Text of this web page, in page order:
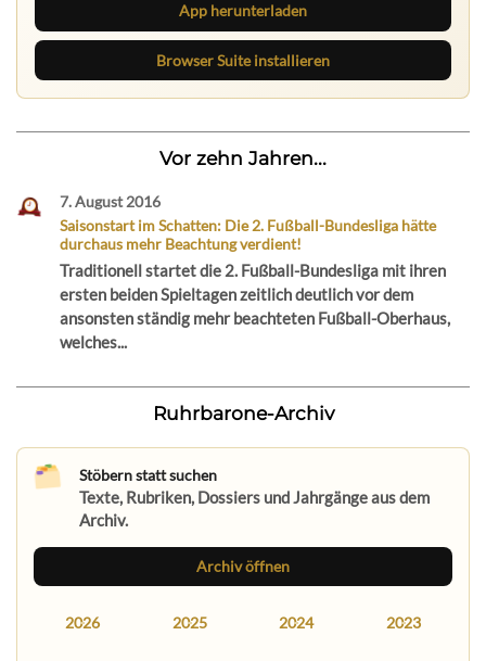
App herunterladen
Browser Suite installieren
Vor zehn Jahren...
7. August 2016
Saisonstart im Schatten: Die 2. Fußball-Bundesliga hätte
durchaus mehr Beachtung verdient!
Traditionell startet die 2. Fußball-Bundesliga mit ihren
ersten beiden Spieltagen zeitlich deutlich vor dem
ansonsten ständig mehr beachteten Fußball-Oberhaus,
welches...
Ruhrbarone-Archiv
Stöbern statt suchen
Texte, Rubriken, Dossiers und Jahrgänge aus dem
Archiv.
Archiv öffnen
2026 2025 2024 2023